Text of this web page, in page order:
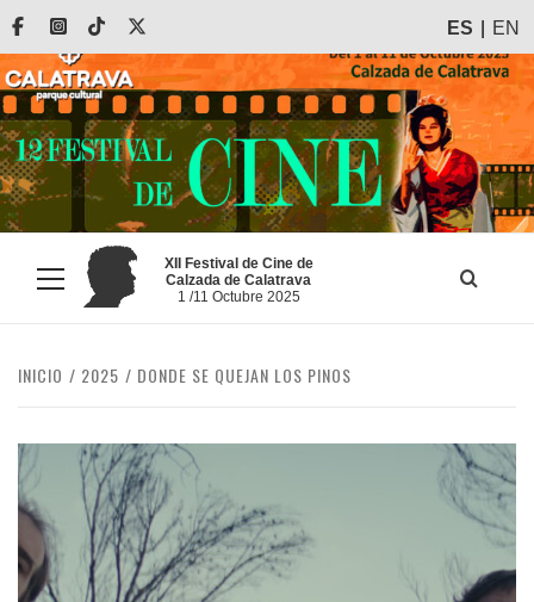
Saltar
contenido
FacebookInstagram
Tiktok ES EN
Menú
principal
XII Festival de Cine de
Calzada de Calatrava
1 /11 Octubre 2025
INICIO 2025 DONDE SE QUEJAN LOS PINOS